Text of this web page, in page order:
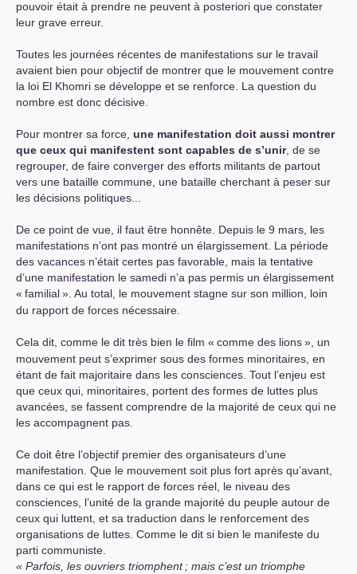
pouvoir était à prendre ne peuvent à posteriori que constater
leur grave erreur.
Toutes les journées récentes de manifestations sur le travail
avaient bien pour objectif de montrer que le mouvement contre
la loi El Khomri se développe et se renforce. La question du
nombre est donc décisive.
Pour montrer sa force, une manifestation doit aussi montrer
que ceux qui manifestent sont capables de s’unir, de se
regrouper, de faire converger des efforts militants de partout
vers une bataille commune, une bataille cherchant à peser sur
les décisions politiques...
De ce point de vue, il faut être honnête. Depuis le 9 mars, les
manifestations n’ont pas montré un élargissement. La période
des vacances n’était certes pas favorable, mais la tentative
d’une manifestation le samedi n’a pas permis un élargissement
« familial». Au total, le mouvement stagne sur son million, loin
du rapport de forces nécessaire.
Cela dit, comme le dit très bien le film « comme des lions», un
mouvement peut s’exprimer sous des formes minoritaires, en
étant de fait majoritaire dans les consciences. Tout l’enjeu est
que ceux qui, minoritaires, portent des formes de luttes plus
avancées, se fassent comprendre de la majorité de ceux qui ne
les accompagnent pas.
Ce doit être l’objectif premier des organisateurs d’une
manifestation. Que le mouvement soit plus fort après qu’avant,
dans ce qui est le rapport de forces réel, le niveau des
consciences, l’unité de la grande majorité du peuple autour de
ceux qui luttent, et sa traduction dans le renforcement des
organisations de luttes. Comme le dit si bien le manifeste du
parti communiste.
Parfois, les ouvriers triomphent ; mais c’est un triomphe